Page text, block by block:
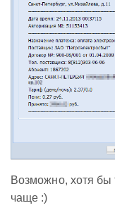
Возможно, хотя бы
чаще :)